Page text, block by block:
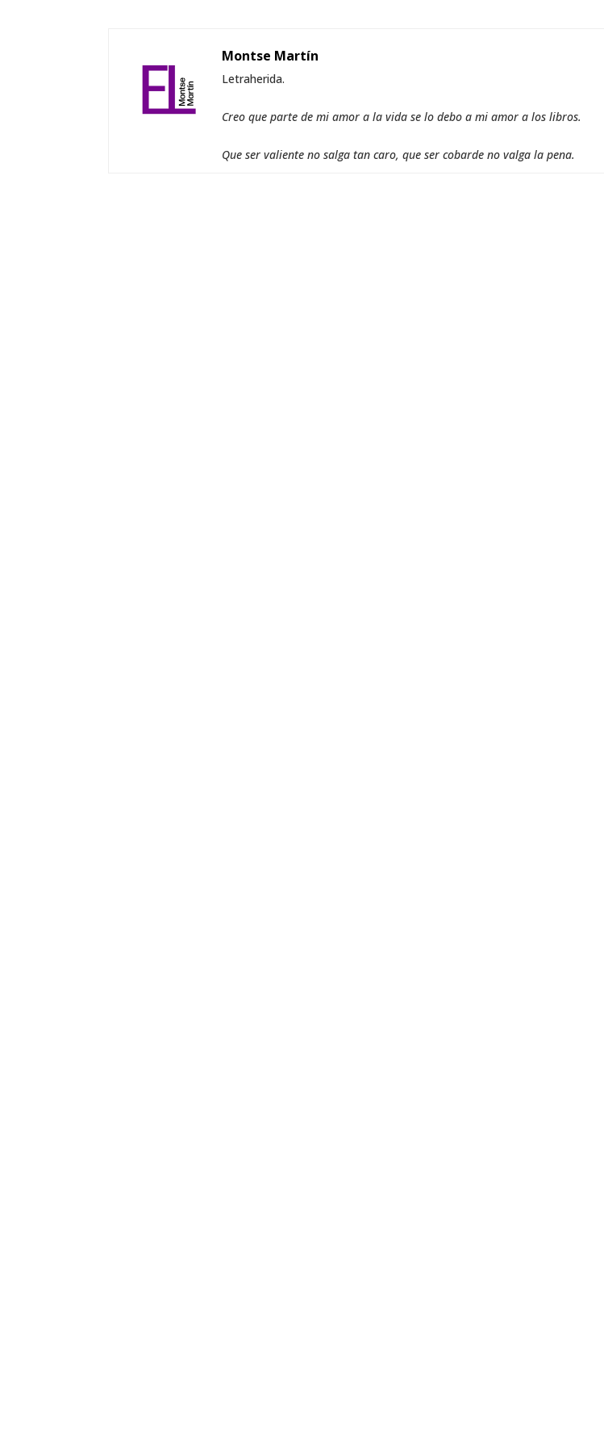
Montse Martín
Letraherida.
Creo que parte de mi amor a la vida se lo debo a mi amor a los libros.
Que ser valiente no salga tan caro, que ser cobarde no valga la pena.